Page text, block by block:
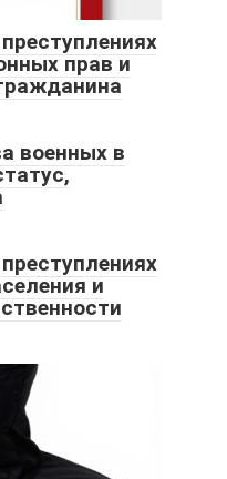
прав и
военных в
и